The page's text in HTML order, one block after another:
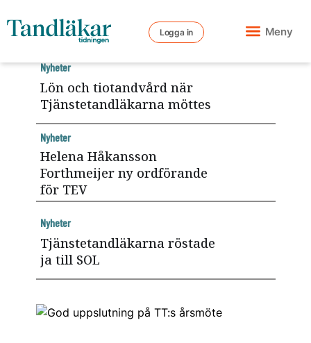
Logga in Meny
Lön och tiotandvård när
Tjänstetandläkarna möttes
Nyheter
Helena Håkansson
Forthmeijer ny ordförande
för TEV
Nyheter
Tjänstetandläkarna röstade
ja till SOL
Nyheter